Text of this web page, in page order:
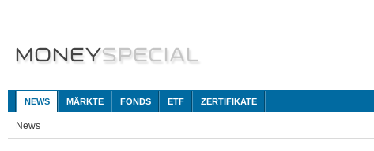
NEWS MÄRKTE FONDS ETF ZERTIFIKATE
News